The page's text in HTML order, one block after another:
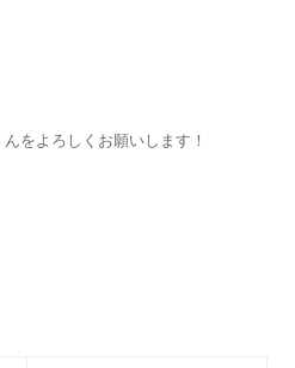
をよろしくお願いします！